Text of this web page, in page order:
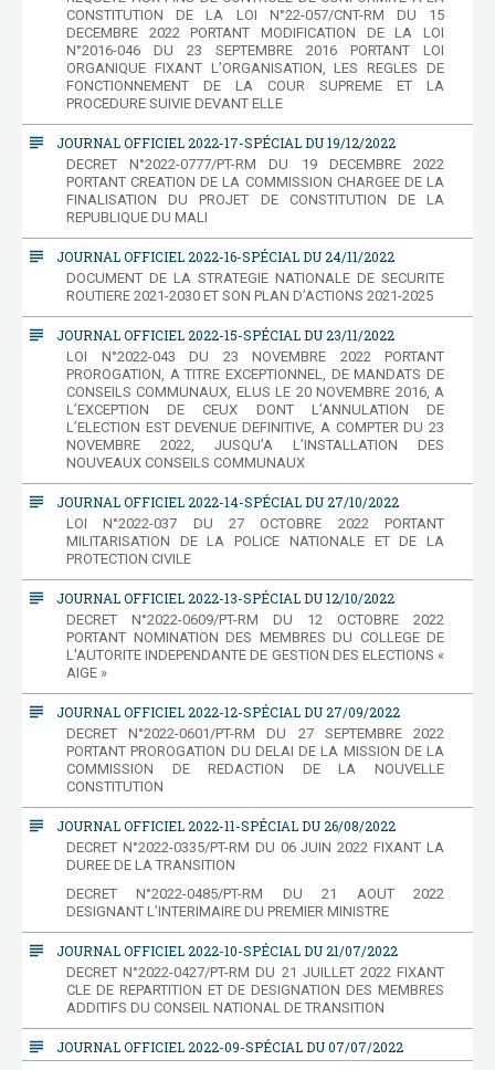
CONSTITUTION DE LA LOI N°22-057/CNT-RM DU 15
DECEMBRE 2022 PORTANT MODIFICATION DE LA LOI
N°2016-046 DU 23 SEPTEMBRE 2016 PORTANT LOI
ORGANIQUE FIXANT L’ORGANISATION, LES REGLES DE
FONCTIONNEMENT DE LA COUR SUPREME ET LA
PROCEDURE SUIVIE DEVANT ELLE
subject JOURNAL OFFICIEL 2022-17-SPÉCIAL DU 19/12/2022
DECRET N°2022-0777/PT-RM DU 19 DECEMBRE 2022
PORTANT CREATION DE LA COMMISSION CHARGEE DE LA
FINALISATION DU PROJET DE CONSTITUTION DE LA
REPUBLIQUE DU MALI
subject JOURNAL OFFICIEL 2022-16-SPÉCIAL DU 24/11/2022
DOCUMENT DE LA STRATEGIE NATIONALE DE SECURITE
ROUTIERE 2021-2030 ET SON PLAN D’ACTIONS 2021-2025
subject JOURNAL OFFICIEL 2022-15-SPÉCIAL DU 23/11/2022
LOI N°2022-043 DU 23 NOVEMBRE 2022 PORTANT
PROROGATION, A TITRE EXCEPTIONNEL, DE MANDATS DE
CONSEILS COMMUNAUX, ELUS LE 20 NOVEMBRE 2016, A
L’EXCEPTION DE CEUX DONT L’ANNULATION DE
L’ELECTION EST DEVENUE DEFINITIVE, A COMPTER DU 23
NOVEMBRE 2022, JUSQU’A L’INSTALLATION DES
NOUVEAUX CONSEILS COMMUNAUX
subject JOURNAL OFFICIEL 2022-14-SPÉCIAL DU 27/10/2022
LOI N°2022-037 DU 27 OCTOBRE 2022 PORTANT
MILITARISATION DE LA POLICE NATIONALE ET DE LA
PROTECTION CIVILE
subject JOURNAL OFFICIEL 2022-13-SPÉCIAL DU 12/10/2022
DECRET N°2022-0609/PT-RM DU 12 OCTOBRE 2022
PORTANT NOMINATION DES MEMBRES DU COLLEGE DE
L'AUTORITE INDEPENDANTE DE GESTION DES ELECTIONS «
AIGE »
subject JOURNAL OFFICIEL 2022-12-SPÉCIAL DU 27/09/2022
DECRET N°2022-0601/PT-RM DU 27 SEPTEMBRE 2022
PORTANT PROROGATION DU DELAI DE LA MISSION DE LA
COMMISSION DE REDACTION DE LA NOUVELLE
CONSTITUTION
subject JOURNAL OFFICIEL 2022-11-SPÉCIAL DU 26/08/2022
DECRET N°2022-0335/PT-RM DU 06 JUIN 2022 FIXANT LA
DUREE DE LA TRANSITION
DECRET N°2022-0485/PT-RM DU 21 AOUT 2022
DESIGNANT L’INTERIMAIRE DU PREMIER MINISTRE
subject JOURNAL OFFICIEL 2022-10-SPÉCIAL DU 21/07/2022
DECRET N°2022-0427/PT-RM DU 21 JUILLET 2022 FIXANT
CLE DE REPARTITION ET DE DESIGNATION DES MEMBRES
ADDITIFS DU CONSEIL NATIONAL DE TRANSITION
subject JOURNAL OFFICIEL 2022-09-SPÉCIAL DU 07/07/2022